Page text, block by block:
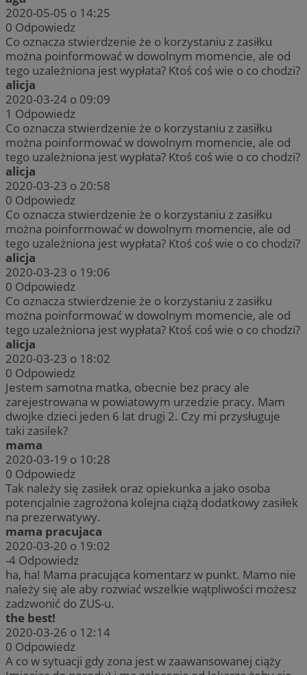
2020-05-05 o 14:25
0 Odpowiedz
Co oznacza stwierdzenie że o korzystaniu z zasiłku
można poinformować w dowolnym momencie, ale od
tego uzależniona jest wypłata? Ktoś coś wie o co chodzi?
alicja
2020-03-24 o 09:09
1 Odpowiedz
Co oznacza stwierdzenie że o korzystaniu z zasiłku
można poinformować w dowolnym momencie, ale od
tego uzależniona jest wypłata? Ktoś coś wie o co chodzi?
alicja
2020-03-23 o 20:58
0 Odpowiedz
Co oznacza stwierdzenie że o korzystaniu z zasiłku
można poinformować w dowolnym momencie, ale od
tego uzależniona jest wypłata? Ktoś coś wie o co chodzi?
alicja
2020-03-23 o 19:06
0 Odpowiedz
Co oznacza stwierdzenie że o korzystaniu z zasiłku
można poinformować w dowolnym momencie, ale od
tego uzależniona jest wypłata? Ktoś coś wie o co chodzi?
alicja
2020-03-23 o 18:02
0 Odpowiedz
Jestem samotna matka, obecnie bez pracy ale
zarejestrowana w powiatowym urzedzie pracy. Mam
dwojke dzieci jeden 6 lat drugi 2. Czy mi przysługuje
taki zasilek?
mama
2020-03-19 o 10:28
0 Odpowiedz
Tak należy się zasiłek oraz opiekunka a jako osoba
potencjalnie zagrożona kolejna ciążą dodatkowy zasiłek
na prezerwatywy.
mama pracujaca
2020-03-20 o 19:02
-4 Odpowiedz
ha, ha! Mama pracująca komentarz w punkt. Mamo nie
należy się ale aby rozwiać wszelkie wątpliwości możesz
zadzwonić do ZUS-u.
the best!
2020-03-26 o 12:14
0 Odpowiedz
A co w sytuacji gdy zona jest w zaawansowanej ciąży